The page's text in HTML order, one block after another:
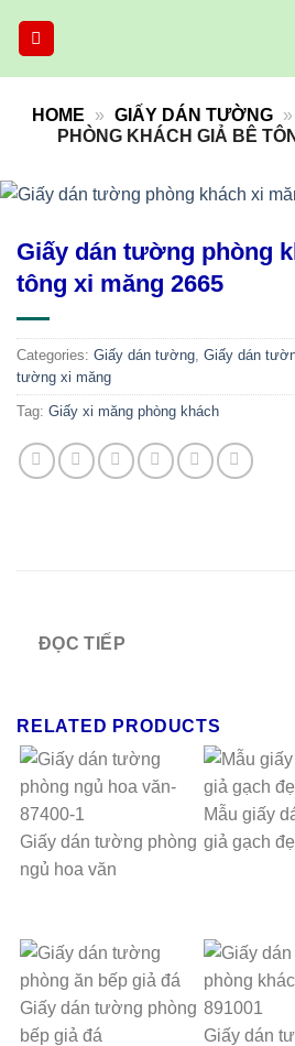
HOME » GIẤY DÁN TƯỜNG »
PHÒNG KHÁCH GIẢ BÊ
Giấy dán tường phòng
tông xi măng 2665
Categories: Giấy dán tường, Giấy dán
tường xi măng
Tag: Giấy xi măng phòng khách
ĐỌC TIẾP
RELATED PRODUCTS
Giấy dán tường phòng
ngủ hoa văn
Mẫu giấy
giả gạch
Giấy dán tường phòng
bếp giả đá
Giấy dán